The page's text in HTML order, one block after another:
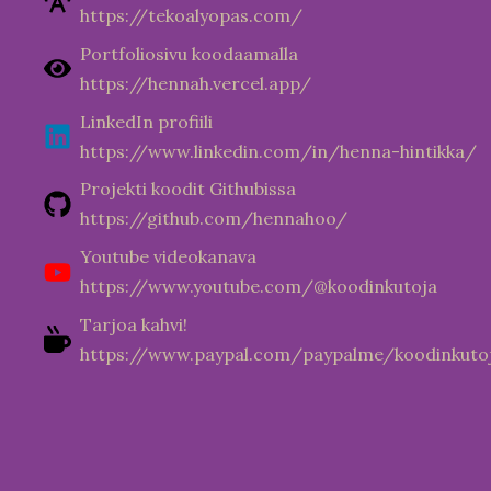
https://tekoalyopas.com/
Portfoliosivu koodaamalla
https://hennah.vercel.app/
LinkedIn profiili
https://www.linkedin.com/in/henna-hintikka/
Projekti koodit Githubissa
https://github.com/hennahoo/
Youtube videokanava
https://www.youtube.com/@koodinkutoja
Tarjoa kahvi!
https://www.paypal.com/paypalme/